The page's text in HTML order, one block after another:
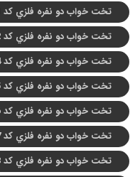
تخت خواب دو نفره فلزي کد m1
تخت خواب دو نفره فلزي کد m2
تخت خواب دو نفره فلزي کد m4
تخت خواب دو نفره فلزي کد m5
تخت خواب دو نفره فلزي کد m6
تخت خواب دو نفره فلزي کد m7
تخت خواب دو نفره فلزي کد m8